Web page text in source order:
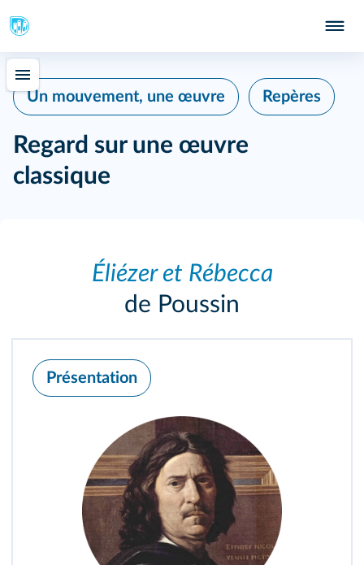
Un mouvement, une œuvre Repères
Regard sur une œuvre
classique
Éliézer et Rébecca
de Poussin
Présentation